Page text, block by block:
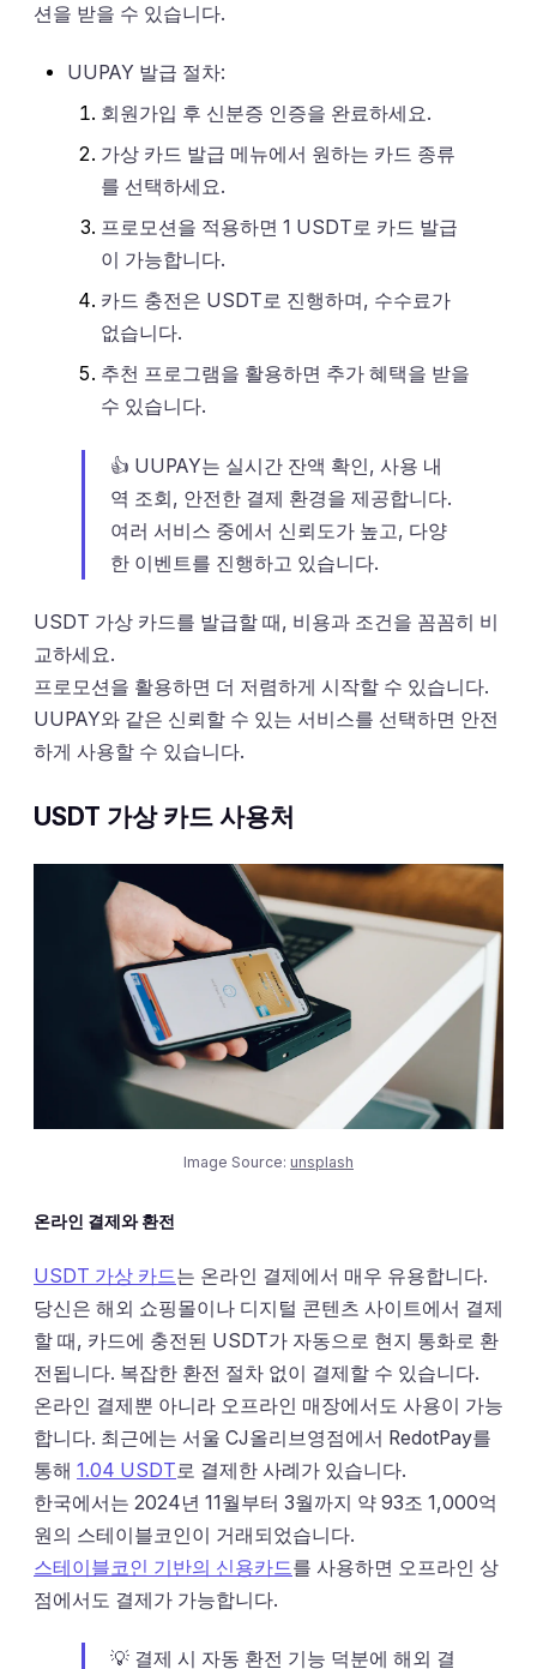
션을 받을 수 있습니다.
UUPAY 발급 절차:
회원가입 후 신분증 인증을 완료하세요.
가상 카드 발급 메뉴에서 원하는 카드 종류
를 선택하세요.
프로모션을 적용하면 1 USDT로 카드 발급
이 가능합니다.
카드 충전은 USDT로 진행하며, 수수료가
없습니다.
추천 프로그램을 활용하면 추가 혜택을 받을
수 있습니다.
👍 UUPAY는 실시간 잔액 확인, 사용 내
역 조회, 안전한 결제 환경을 제공합니다.
여러 서비스 중에서 신뢰도가 높고, 다양
한 이벤트를 진행하고 있습니다.
USDT 가상 카드를 발급할 때, 비용과 조건을 꼼꼼히 비
교하세요.
프로모션을 활용하면 더 저렴하게 시작할 수 있습니다.
UUPAY와 같은 신뢰할 수 있는 서비스를 선택하면 안전
하게 사용할 수 있습니다.
USDT 가상 카드 사용처
Image Source: unsplash
온라인 결제와 환전
USDT 가상 카드는 온라인 결제에서 매우 유용합니다.
당신은 해외 쇼핑몰이나 디지털 콘텐츠 사이트에서 결제
할 때, 카드에 충전된 USDT가 자동으로 현지 통화로 환
전됩니다. 복잡한 환전 절차 없이 결제할 수 있습니다.
온라인 결제뿐 아니라 오프라인 매장에서도 사용이 가능
합니다. 최근에는 서울 CJ올리브영점에서 RedotPay를
통해 1.04 USDT로 결제한 사례가 있습니다.
한국에서는 2024년 11월부터 3월까지 약 93조 1,000억
원의 스테이블코인이 거래되었습니다.
스테이블코인 기반의 신용카드를 사용하면 오프라인 상
점에서도 결제가 가능합니다.
💡 결제 시 자동 환전 기능 덕분에 해외 결